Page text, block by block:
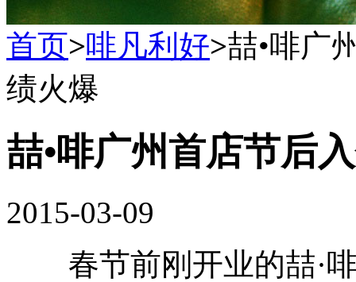
首页>啡凡利好>喆•啡广
绩火爆
喆•啡广州首店节后
2015-03-09
春节前刚开业的喆·啡